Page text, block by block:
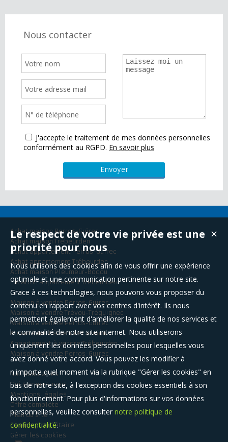
Nous contacter
J'accepte le traitement de mes données personnelles
conformément au RGPD. En savoir plus
Achat maison Perros-Guirec
Achat maison Trébeurden
Achat appartement Perros-Guirec
Achat appartement Trébeurden
Achat maison Pleumeur-Bodou
Location appartement Trébeurden
Maison à vendre Perros-Guirec
Maison à vendre Trévou-Tréguignec
Maison à vendre Perros-Guirec
Appartement à vendre Lannion
Appartement à vendre Trébeurden
Maison à vendre Perros-Guirec
Nos Honoraires
Qui sommes-nous
Mentions légales
Offre complète
Plan du site
Espace propriétaire
Gérer les cookies
✕
Le respect de votre vie privée est une
priorité pour nous
Nous utilisons des cookies afin de vous offrir une expérience
optimale et une communication pertinente sur notre site.
Grace à ces technologies, nous pouvons vous proposer du
contenu en rapport avec vos centres d'intérêt. Ils nous
permettent également d'améliorer la qualité de nos services et
la convivialité de notre site internet. Nous utiliserons
uniquement les données personnelles pour lesquelles vous
avez donné votre accord. Vous pouvez les modifier à
n'importe quel moment via la rubrique "Gérer les cookies" en
bas de notre site, à l'exception des cookies essentiels à son
fonctionnement. Pour plus d'informations sur vos données
personnelles, veuillez consulter notre politique de
confidentialité.